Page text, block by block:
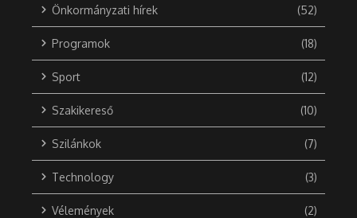
Önkormányzati hírek (52)
Programok (18)
Sport (12)
Szakikereső (10)
Szilánkok (7)
Technology (3)
Vélemények (2)